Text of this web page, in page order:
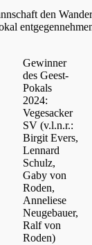
den
Gewinner
des Geest-
Pokals
2024:
Vegesacker
SV (v.l.n.r.:
Birgit Evers,
Lennard
Schulz,
Gaby von
Roden,
Anneliese
Neugebauer,
Ralf von
Roden)